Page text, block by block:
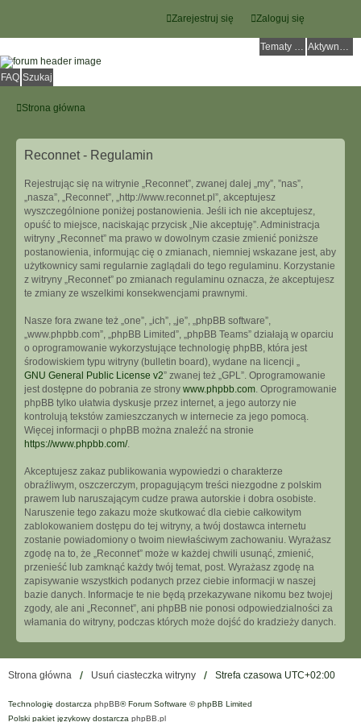
Zaloguj się
Zarejestruj się
Tematy bez odpowiedzi Aktywne tematy
FAQ Szukaj
Strona główna
Reconnet - Regulamin
Rejestrując się na witrynie „Reconnet”, zwanej dalej „my”, ”nas”,
„nasza”, „Reconnet”, „http://www.reconnet.pl”, akceptujesz
wyszczególnione poniżej postanowienia. Jeśli ich nie akceptujesz,
opuść to miejsce, naciskając przycisk „Nie akceptuję”. Administracja
witryny „Reconnet” ma prawo w dowolnym czasie zmienić poniższe
postanowienia, informując cię o zmianach, niemniej wskazane jest, aby
użytkownicy sami regularnie zaglądali do tego regulaminu. Korzystanie
z witryny „Reconnet” po zmianach regulaminu oznacza, że akceptujesz
te zmiany ze wszelkimi konsekwencjami prawnymi.
Nasze fora zwane też „one”, „ich”, „je”, „phpBB software”,
„www.phpbb.com”, „phpBB Limited”, „phpBB Teams” działają w oparciu
o oprogramowanie wykorzystujące technologię phpBB, która jest
środowiskiem typu witryny (bulletin board), wydane na licencji „
GNU General Public License v2” zwanej też „GPL”. Oprogramowanie
jest dostępne do pobrania ze strony www.phpbb.com. Oprogramowanie
phpBB tylko ułatwia dyskusje przez internet, a jego autorzy nie
kontrolują tekstów zamieszczanych w internecie za jego pomocą.
Więcej informacji o phpBB można znaleźć na stronie
https://www.phpbb.com/.
Akceptujesz zakaz publikowania wypowiedzi o charakterze
obraźliwym, oszczerczym, propagującym treści niezgodne z polskim
prawem lub naruszającym cudze prawa autorskie i dobra osobiste.
Naruszenie tego zakazu może skutkować dla ciebie całkowitym
zablokowaniem dostępu do tej witryny, a twój dostawca internetu
zostanie powiadomiony o twoim niewłaściwym zachowaniu. Wyrażasz
zgodę na to, że „Reconnet” może w każdej chwili usunąć, zmienić,
przenieść lub zamknąć każdy twój temat, post. Wyrażasz zgodę na
zapisywanie wszystkich podanych przez ciebie informacji w naszej
bazie danych. Informacje te nie będą przekazywane nikomu bez twojej
zgody, ale ani „Reconnet”, ani phpBB nie ponosi odpowiedzialności za
włamania do witryny, podczas których może dojść do kradzieży danych.
Strona główna Usuń ciasteczka witryny Strefa czasowa UTC+02:00
Technologię dostarcza phpBB® Forum Software © phpBB Limited
Polski pakiet językowy dostarcza phpBB.pl